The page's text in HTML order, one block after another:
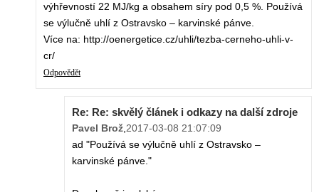
výhřevností 22 MJ/kg a obsahem síry pod 0,5 %. Používá
se výlučně uhlí z Ostravsko – karvinské pánve.
Více na: http://oenergetice.cz/uhli/tezba-cerneho-uhli-v-
cr/
Odpovědět
Re: Re: skvělý článek i odkazy na další zdroje
Pavel Brož 2017-03-08 21:07:09
ad "Používá se výlučně uhlí z Ostravsko –
karvinské pánve."